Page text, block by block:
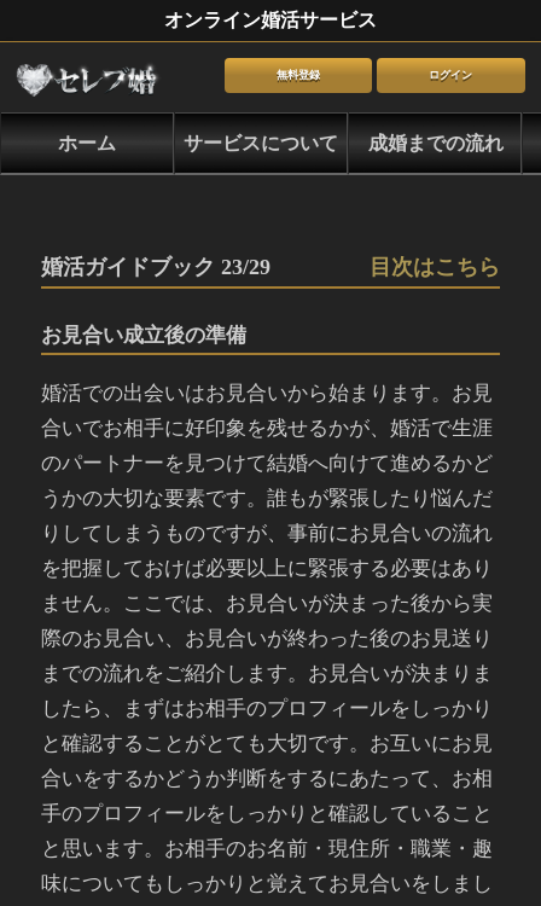
オンライン婚活サービス
無料登録 ログイン
ホーム サービスについて 成婚までの流れ
婚活ガイドブック 23/29 目次はこちら
お見合い成立後の準備
婚活での出会いはお見合いから始まります。お見
合いでお相手に好印象を残せるかが、婚活で生涯
のパートナーを見つけて結婚へ向けて進めるかど
うかの大切な要素です。誰もが緊張したり悩んだ
りしてしまうものですが、事前にお見合いの流れ
を把握しておけば必要以上に緊張する必要はあり
ません。ここでは、お見合いが決まった後から実
際のお見合い、お見合いが終わった後のお見送り
までの流れをご紹介します。お見合いが決まりま
したら、まずはお相手のプロフィールをしっかり
と確認することがとても大切です。お互いにお見
合いをするかどうか判断をするにあたって、お相
手のプロフィールをしっかりと確認していること
と思います。お相手のお名前・現住所・職業・趣
味についてもしっかりと覚えてお見合いをしまし